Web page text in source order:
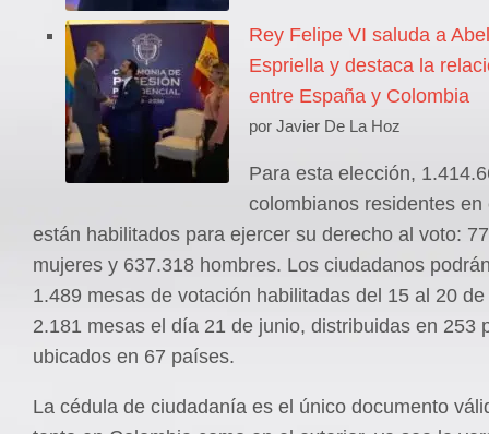
Rey Felipe VI saluda a
Espriella y destaca la
entre España y Colombia
por Javier De La Hoz
Para esta elección,
colombianos residentes en
están habilitados para ejercer su derecho al voto:
mujeres y 637.318 hombres. Los ciudadanos
1.489 mesas de votación habilitadas del 15 al 20
2.181 mesas el día 21 de junio, distribuidas en 253
ubicados en 67 países.
La cédula de ciudadanía es el único documento